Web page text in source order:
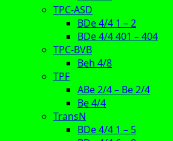
TPC-ASD
BDe 4/4 1 – 2
BDe 4/4 401 – 404
TPC-BVB
Beh 4/8
TPF
ABe 2/4 – Be 2/4
Be 4/4
TransN
BDe 4/4 1 – 5